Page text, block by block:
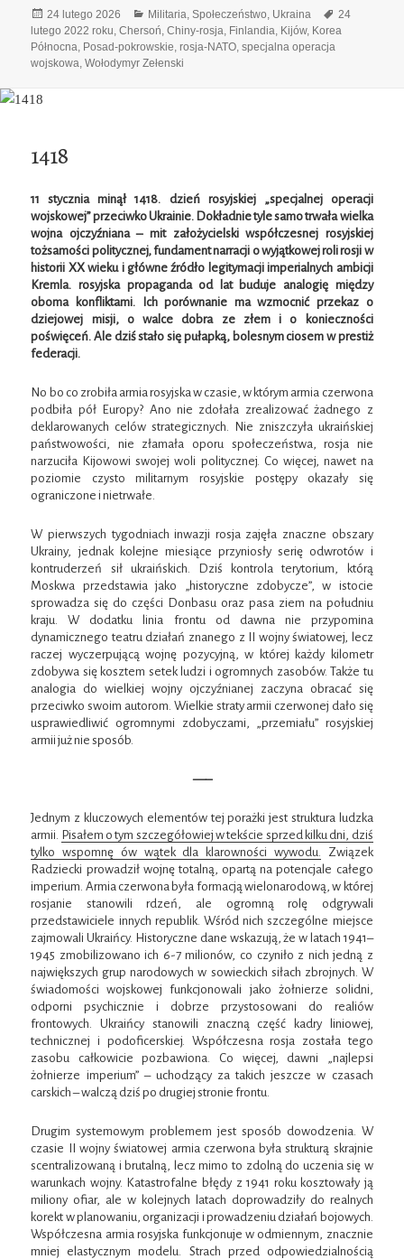
Data
publikacji
24 lutego 2026 Kategorie
Militaria,Społeczeństwo, Ukraina Tagi
24
lutego 2022 roku,Chersoń,Chiny-rosja, Finlandia, Kijów, Korea
Północna, Posad-pokrowskie,rosja-NATO,specjalna operacja
wojskowa,Wołodymyr Zełenski
1418
11 stycznia minął 1418. dzień rosyjskiej „specjalnej operacji
wojskowej” przeciwko Ukrainie. Dokładnie tyle samo trwała wielka
wojna ojczyźniana – mit założycielski współczesnej rosyjskiej
tożsamości politycznej, fundament narracji o wyjątkowej roli rosji w
historii XX wieku i główne źródło legitymacji imperialnych ambicji
Kremla. rosyjska propaganda od lat buduje analogię między
oboma konfliktami. Ich porównanie ma wzmocnić przekaz o
dziejowej misji, o walce dobra ze złem i o konieczności
poświęceń. Ale dziś stało się pułapką, bolesnym ciosem w prestiż
federacji.
No bo co zrobiła armia rosyjska w czasie, w którym armia czerwona
podbiła pół Europy? Ano nie zdołała zrealizować żadnego z
deklarowanych celów strategicznych. Nie zniszczyła ukraińskiej
państwowości, nie złamała oporu społeczeństwa, rosja nie
narzuciła Kijowowi swojej woli politycznej. Co więcej, nawet na
poziomie czysto militarnym rosyjskie postępy okazały się
ograniczone i nietrwałe.
W pierwszych tygodniach inwazji rosja zajęła znaczne obszary
Ukrainy, jednak kolejne miesiące przyniosły serię odwrotów i
kontruderzeń sił ukraińskich. Dziś kontrola terytorium, którą
Moskwa przedstawia jako „historyczne zdobycze”, w istocie
sprowadza się do części Donbasu oraz pasa ziem na południu
kraju. W dodatku linia frontu od dawna nie przypomina
dynamicznego teatru działań znanego z II wojny światowej, lecz
raczej wyczerpującą wojnę pozycyjną, w której każdy kilometr
zdobywa się kosztem setek ludzi i ogromnych zasobów. Także tu
analogia do wielkiej wojny ojczyźnianej zaczyna obracać się
przeciwko swoim autorom. Wielkie straty armii czerwonej dało się
usprawiedliwić ogromnymi zdobyczami, „przemiału” rosyjskiej
armii już nie sposób.
—–
Jednym z kluczowych elementów tej porażki jest struktura ludzka
armii. Pisałem o tym szczegółowiej w tekście sprzed kilku dni, dziś
tylko wspomnę ów wątek dla klarowności wywodu.
Związek
Radziecki prowadził wojnę totalną, opartą na potencjale całego
imperium. Armia czerwona była formacją wielonarodową, w której
rosjanie stanowili rdzeń, ale ogromną rolę odgrywali
przedstawiciele innych republik. Wśród nich szczególne miejsce
zajmowali Ukraińcy. Historyczne dane wskazują, że w latach 1941–
1945 zmobilizowano ich 6-7 milionów, co czyniło z nich jedną z
największych grup narodowych w sowieckich siłach zbrojnych. W
świadomości wojskowej funkcjonowali jako żołnierze solidni,
odporni psychicznie i dobrze przystosowani do realiów
frontowych. Ukraińcy stanowili znaczną część kadry liniowej,
technicznej i podoficerskiej. Współczesna rosja została tego
zasobu całkowicie pozbawiona. Co więcej, dawni „najlepsi
żołnierze imperium” – uchodzący za takich jeszcze w czasach
carskich – walczą dziś po drugiej stronie frontu.
Drugim systemowym problemem jest sposób dowodzenia. W
czasie II wojny światowej armia czerwona była strukturą skrajnie
scentralizowaną i brutalną, lecz mimo to zdolną do uczenia się w
warunkach wojny. Katastrofalne błędy z 1941 roku kosztowały ją
miliony ofiar, ale w kolejnych latach doprowadziły do realnych
korekt w planowaniu, organizacji i prowadzeniu działań bojowych.
Współczesna armia rosyjska funkcjonuje w odmiennym, znacznie
mniej elastycznym modelu. Strach przed odpowiedzialnością